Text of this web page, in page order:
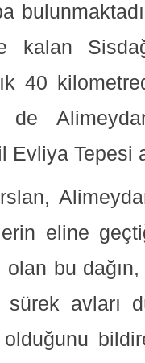
kalan
40
Evliya Tepesi
eline
olan bu
avları